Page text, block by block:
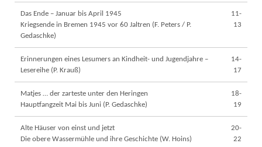
Das Ende – Januar bis April 1945
Kriegsende in Bremen 1945 vor 60 Jaltren (F. Peters / P.
Gedaschke)
11-
13
Erinnerungen eines Lesumers an Kindheit- und Jugendjahre –
Lesereihe (P. Krauß)
14-
17
Matjes … der zarteste unter den Heringen
Hauptfangzeit Mai bis Juni (P. Gedaschke)
18-
19
Alte Häuser von einst und jetzt
Die obere Wassermühle und ihre Geschichte (W. Hoins)
20-
22